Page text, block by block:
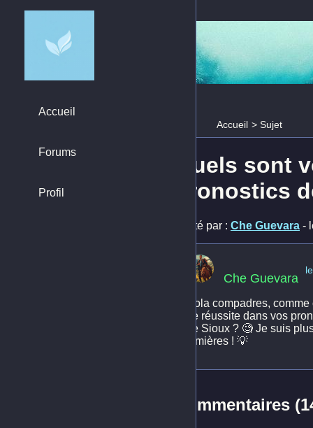
Accueil > Sujet
Accueil
Forums
Profil
Quels sont
pronostics
Posté par : Che Guevara -
Che Guevara
Hola compadres,
de réussite dans vos
de Sioux ? 🧐 Je suis
lumières ! 💡
Commentaires